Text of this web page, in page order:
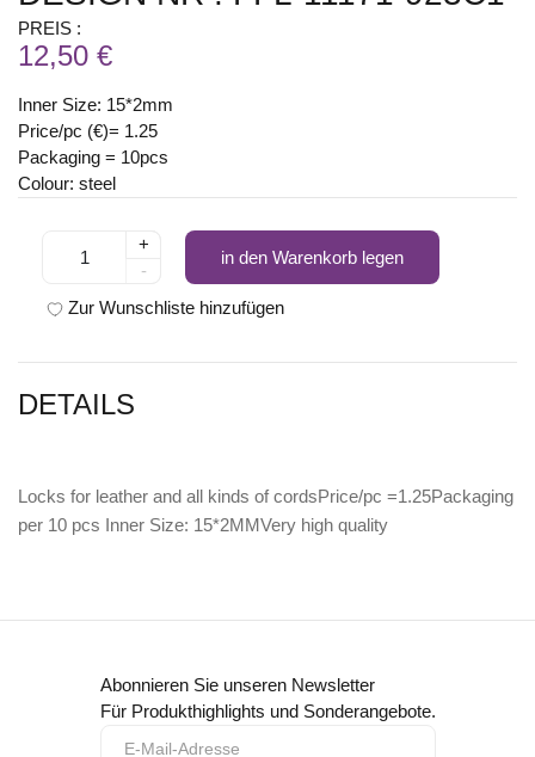
PREIS :
12,50 €
Inner Size: 15*2mm
Price/pc (€)= 1.25
Packaging = 10pcs
Colour: steel
+
-
in den Warenkorb legen
Zur Wunschliste hinzufügen
DETAILS
Locks for leather and all kinds of cordsPrice/pc =1.25Packaging
per 10 pcs Inner Size: 15*2MMVery high quality
Abonnieren Sie unseren Newsletter
Für Produkthighlights und Sonderangebote.